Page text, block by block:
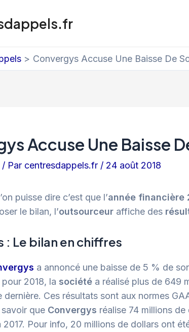
Convergys Accuse Une Baisse De
Accuse Une Baisse
/ Par centresdappels.fr / 24 août 2018
puisse dire c’est que l’année financière
le bilan, l’outsourceur affiche des
: Le bilan en chiffres
a annoncé une baisse de 5 % de
2018, la société a réalisé plus de 649
dernière. Ces résultats sont aux normes
que Convergys réalise 74 millions
2017. Pour info, 20 millions de dollars ont